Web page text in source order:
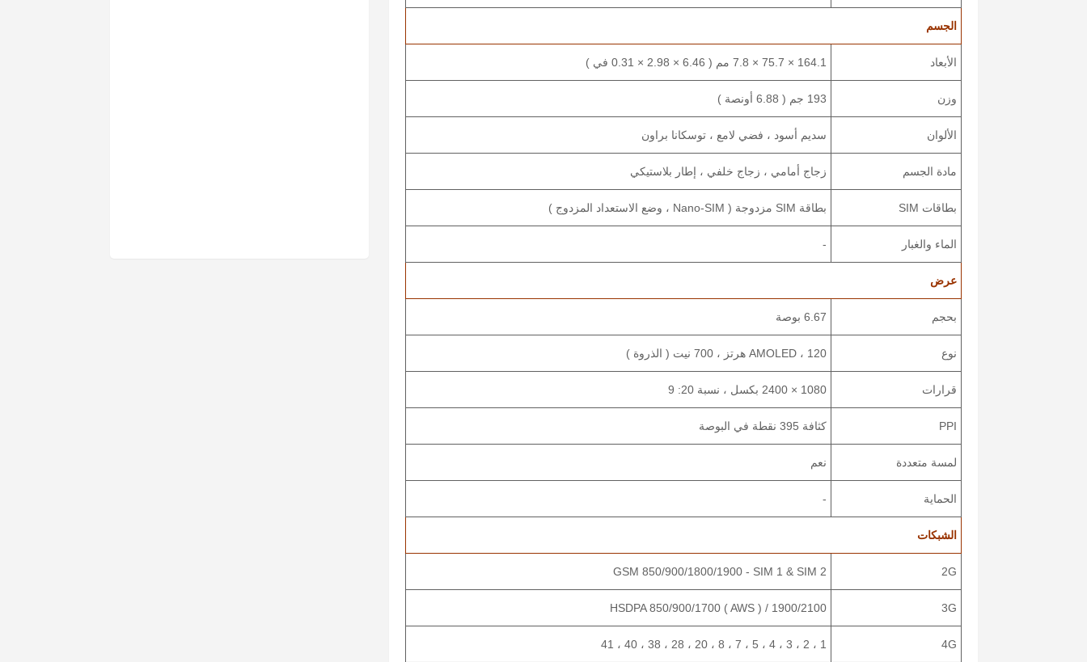
الجسم
الأبعاد 164.1 × 75.7 × 7.8 مم ( 6.46 × 2.98 × 0.31 في )
وزن 193 جم ( 6.88 أونصة )
الألوان سديم أسود ، فضي لامع ، توسكانا براون
مادة الجسم زجاج أمامي ، زجاج خلفي ، إطار بلاستيكي
بطاقات SIM بطاقة SIM مزدوجة ( Nano-SIM ، وضع الاستعداد المزدوج )
الماء والغبار -
عرض
بحجم 6.67 بوصة
نوع AMOLED ، 120 هرتز ، 700 نيت ( الذروة )
قرارات 1080 × 2400 بكسل ، نسبة 20: 9
PPI كثافة 395 نقطة في البوصة
لمسة متعددة نعم
الحماية -
الشبكات
2G
GSM 850/900/1800/1900 - SIM 1 & SIM 2
3G
HSDPA 850/900/1700 ( AWS ) / 1900/2100
4G 1 ، 2 ، 3 ، 4 ، 5 ، 7 ، 8 ، 20 ، 28 ، 38 ، 40 ، 41